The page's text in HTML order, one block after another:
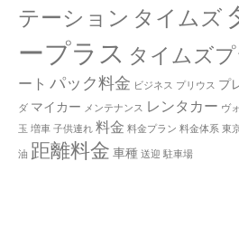
テーション タイムズ
ープラス タイムズ
ート パック料金 ビジネス プリウス プ
ダ マイカー メンテナンス レンタカー ヴ
玉 増車 子供連れ 料金 料金プラン 料金体系 東
油 距離料金 車種 送迎 駐車場